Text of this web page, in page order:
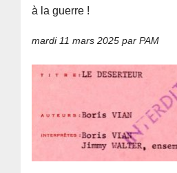
à la guerre !
mardi 11 mars 2025 par PAM